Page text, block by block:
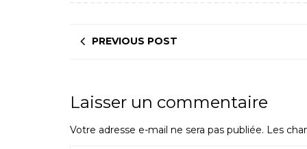
PREVIOUS POST
Laisser un commentaire
Votre adresse e-mail ne sera pas publiée. Les